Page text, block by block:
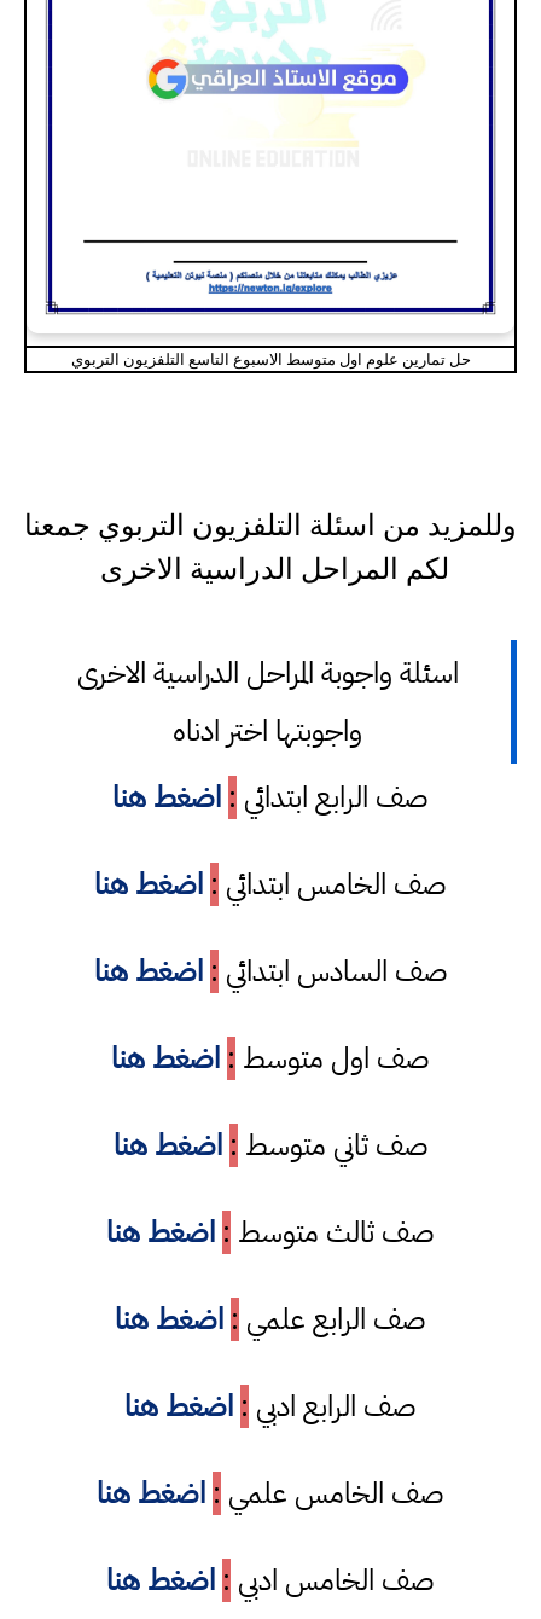
حل تمارين علوم اول متوسط الاسبوع التاسع التلفزيون التربوي
وللمزيد من اسئلة التلفزيون التربوي جمعنا
لكم المراحل الدراسية الاخرى
اسئلة واجوبة المراحل الدراسية الاخرى
واجوبتها اختر ادناه
صف الرابع ابتدائي : اضغط هنا
صف الخامس ابتدائي : اضغط هنا
صف السادس ابتدائي : اضغط هنا
صف اول متوسط : اضغط هنا
صف ثاني متوسط : اضغط هنا
صف ثالث متوسط : اضغط هنا
صف الرابع علمي : اضغط هنا
صف الرابع ادبي : اضغط هنا
صف الخامس علمي : اضغط هنا
صف الخامس ادبي : اضغط هنا